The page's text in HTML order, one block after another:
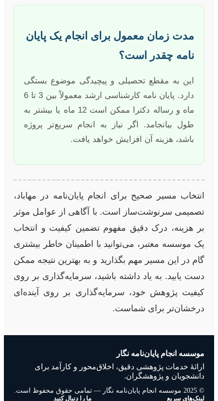
مدت زمان معمول برای انجام یک پایان
نامه چقدر است؟
این به مقطع تحصیلی و پیچیدگی موضوع بستگی
دارد. پایان نامه کارشناسی ارشد معمولاً بین 3 تا 6
ماه و رساله دکترا ممکن است 12 ماه یا بیشتر به
طول بیانجامد. اگر نیاز به انجام سریع‌تر پروژه
باشد، هزینه آن افزایش خواهد یافت.
انتخاب مسیر صحیح برای انجام پایان‌نامه در مهاباد،
تصمیمی سرنوشت‌ساز است. با آگاهی از عوامل موثر
بر هزینه، درک دقیق مفهوم تضمین کیفیت و انتخاب
یک موسسه معتبر، می‌توانید با اطمینان خاطر بیشتری
گام در این مسیر مهم بگذارید و به بهترین نتیجه ممکن
دست یابید. به یاد داشته باشید، سرمایه‌گذاری بر روی
کیفیت پژوهش خود، سرمایه‌گذاری بر روی آینده‌ای
درخشان‌تر برای شماست.
موسسه انجام پایان‌نامه نگار
ارائهٔ خدمات پژوهشی دقیق، اخلاق‌محور و کارآمد برای
دانشجویان و پژوهشگران.
© 2025 موسسه انجام پایان‌نامه نگار — تمامی حقوق محفوظ است.
لینک‌های سریع ما را دنبال کنید